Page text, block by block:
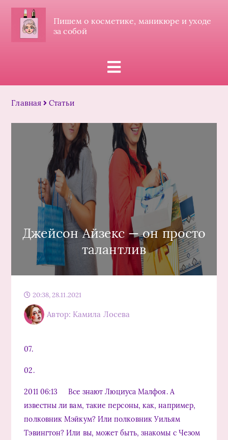
Пишем о косметике, маникюре и уходе
за собой
Главная Статьи
Джейсон Айзекс — он просто
талантлив
20:38, 28.11.2021
Автор: Камила Лосева
07.
02.
2011 06:13 Все знают Люциуса Малфоя. А
известны ли вам, такие персоны, как, например,
полковник Мэйкум? Или полковник Уильям
Тэвингтон? Или вы, может быть, знакомы с Чезом